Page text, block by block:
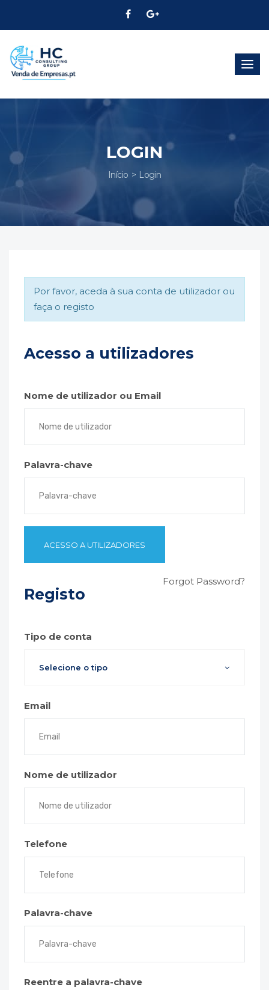
LOGIN
Início Login
Por favor, aceda à sua conta de utilizador ou
faça o registo
Acesso a utilizadores
Nome de utilizador ou Email
Palavra-chave
Forgot Password?
Registo
Tipo de conta
Selecione o tipo
Email
Nome de utilizador
Telefone
Palavra-chave
Reentre a palavra-chave